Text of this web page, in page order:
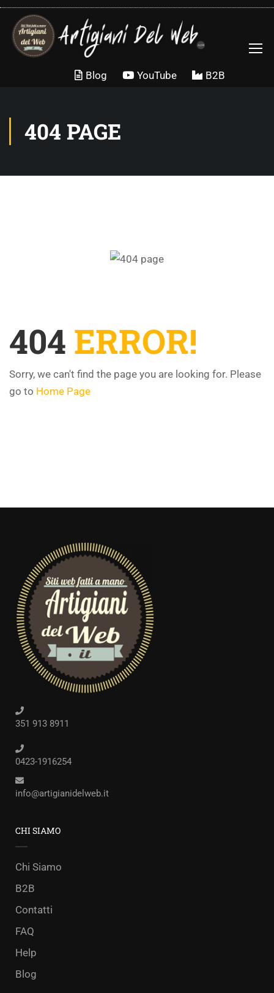
B2B
YouTube
Blog
404 PAGE
404 ERROR!
Sorry, we can't find the page you are looking for. Please
go to Home Page
351 913 8911
0423-1916254
info@artigianidelweb.it
CHI SIAMO
Chi Siamo
B2B
Contatti
FAQ
Help
Blog